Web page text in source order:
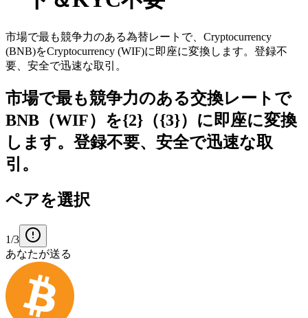
市場で最も競争力のある為替レートで、Cryptocurrency
(BNB)をCryptocurrency (WIF)に即座に変換します。登録不
要、安全で迅速な取引。
市場で最も競争力のある交換レートで
BNB（WIF）を{2}（{3}）に即座に変換
します。登録不要、安全で迅速な取
引。
ペアを選択
1/3
あなたが送る